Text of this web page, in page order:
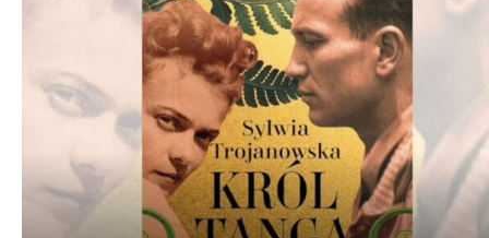
dźwiękowych